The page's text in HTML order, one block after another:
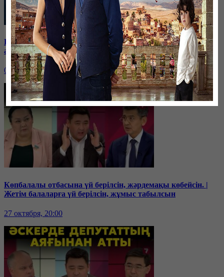
Бюджетте 15 трлн. теңге бар, керегі 25 трлн. теңге. Үкімет
ақшаны қайдан алады? | Дағдарыс басталды!
03 ноября, 20:00
Көпбалалы отбасына үй берілсін, жәрдемақы көбейсін. |
Жетім балаларға үй берілсін, жұмыс табылсын
27 октября, 20:00